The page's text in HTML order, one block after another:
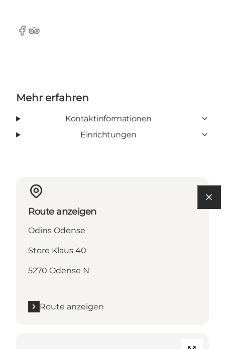
Facebook
Tripadvisor
Mehr erfahren
Kontaktinformationen
Einrichtungen
Route anzeigen
Odins Odense
Store Klaus 40
5270 Odense N
Route anzeigen